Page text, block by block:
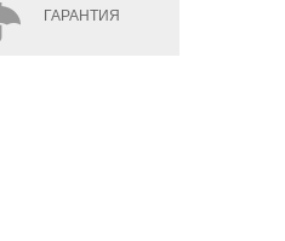
ГАРАНТИЯ